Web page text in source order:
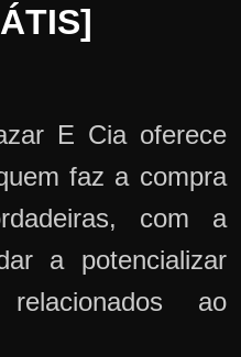
E Cia oferece
faz a compra
com a
a potencializar
ao